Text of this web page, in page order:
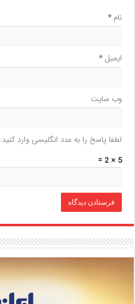
نام*
ایمیل*
وب‌ سایت
لطفا پاسخ را به عدد انگلیسی وارد کنید:
5 × 2 =